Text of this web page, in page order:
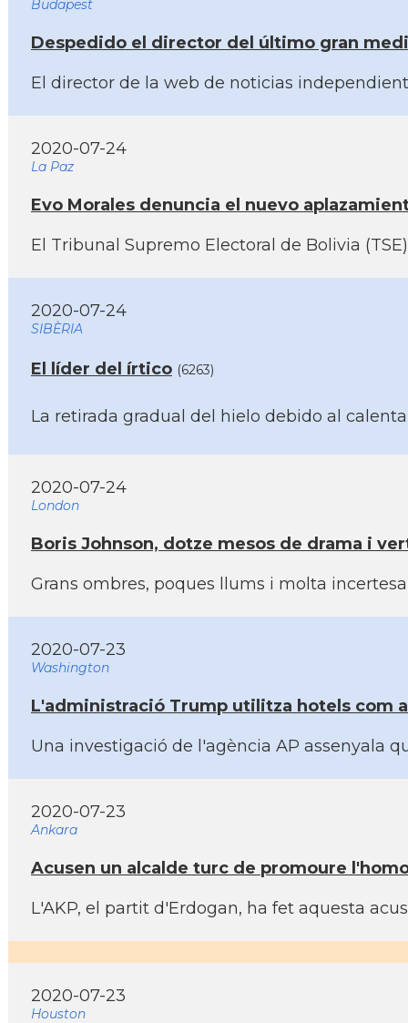
Budapest
Despedido el director del último gran
El director de la web de noticias
2020-07-24
La Paz
Evo Morales denuncia el nuevo
El Tribunal Supremo Electoral de Bolivia
2020-07-24
SIBÈRIA
El lí­der del írtico (6263)
La retirada gradual del hielo debido al
2020-07-24
London
Boris Johnson, dotze mesos de drama i
Grans ombres, poques llums i molta
2020-07-23
Washington
L'administració Trump utilitza hotels com
Una investigació de l'agència AP assenyala
2020-07-23
Ankara
Acusen un alcalde turc de promoure
L'AKP, el partit d'Erdogan, ha fet aquesta
2020-07-23
Houston